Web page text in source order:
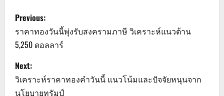
P
o
s
t
Previous:
ราคาทองวันนี้พุ่งรับสงครามภาษี วิเคราะห์แนวต้าน
5,250 ดอลลาร์
Next:
วิเคราะห์ราคาทองคำวันนี้ แนวโน้มและปัจจัยหนุนจาก
นโยบายทรัมป์